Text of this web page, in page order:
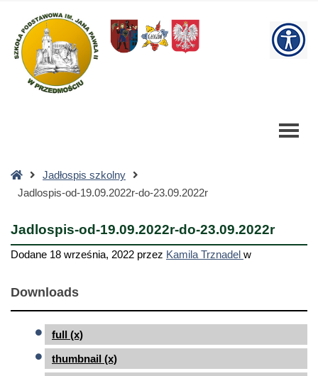
19.09.2022r-
23.09.2022r
Strona
główna
Jadłospis szkolny
Jadlospis-od-19.09.2022r-do-23.09.2022r
Jadlospis-od-19.09.2022r-do-23.09.2022r
Dodane 18 września, 2022 przez Kamila Trznadel w
Downloads
full (x)
thumbnail (x)